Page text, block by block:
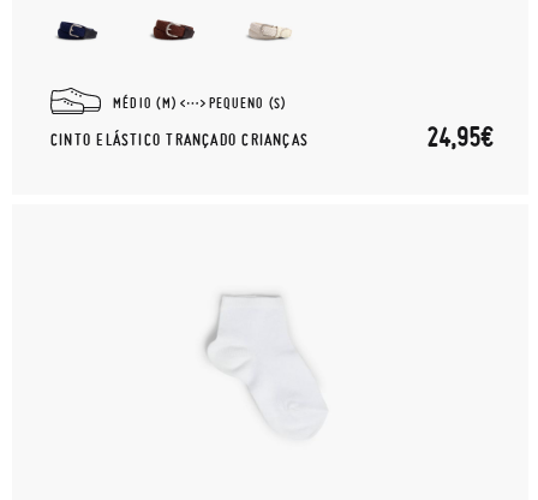
MÉDIO (M) PEQUENO (S)
CINTO ELÁSTICO TRANÇADO CRIANÇAS 24,95€